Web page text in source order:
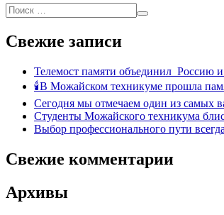
Свежие записи
Телемост памяти объединил Россию и
🕯В Можайском техникуме прошла
Сегодня мы отмечаем один из самых
Студенты Можайского техникума
Выбор профессионального пути
Свежие комментарии
Архивы